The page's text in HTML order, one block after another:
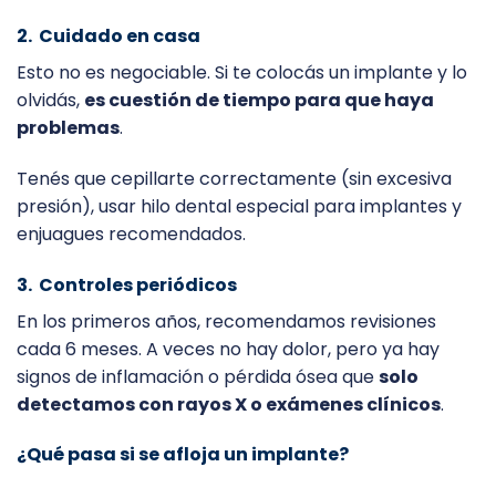
2. Cuidado en casa
Esto no es negociable. Si te colocás un implante y lo
olvidás, es cuestión de tiempo para que haya
problemas.
Tenés que cepillarte correctamente (sin excesiva
presión), usar hilo dental especial para implantes y
enjuagues recomendados.
3. Controles periódicos
En los primeros años, recomendamos revisiones
cada 6 meses. A veces no hay dolor, pero ya hay
signos de inflamación o pérdida ósea quesolo
detectamos con rayos X o exámenes clínicos.
¿Qué pasa si se afloja un implante?